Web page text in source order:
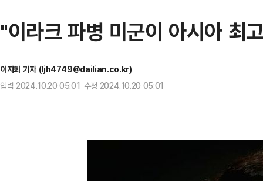
"이라크 파병 미군이 아시아 최
이지희 기자 (ljh4749@dailian.co.kr)
입력 2024.10.20 05:01 수정 2024.10.20 05:01